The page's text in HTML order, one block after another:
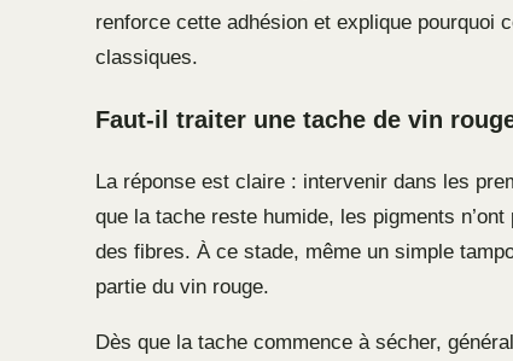
renforce cette adhésion et explique pourquoi
classiques.
Faut-il traiter une tache de vin
La réponse est claire : intervenir dans les
que la tache reste humide, les pigments
des fibres. À ce stade, même un simple
partie du vin rouge.
Dès que la tache commence à sécher,